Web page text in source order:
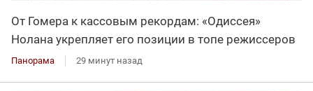
От Гомера к кассовым рекордам: «Одиссея»
Нолана укрепляет его позиции в топе режиссеров
Панорама 29 минут назад